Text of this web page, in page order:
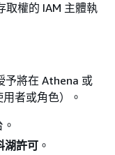
取權的 IAM 主體執
予將在 Athena 或
者或角色）。
湖許可 。